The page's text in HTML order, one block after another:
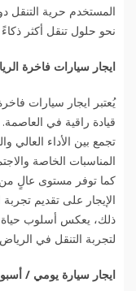
المستخدم حرية التنقل
نحو حلول تنقل أكثر
ايجار سيارات فاخرة
يُعتبر ايجار سيارات
قيادة راقية في
تجمع بين الأداء
المناسبات الخاصة
كما توفر مستوى عالٍ من
الإيجار على تقديم تجربة
ذلك، يعكس أسلوب حياة
لتجربة التنقل في
ايجار سيارة يومي /